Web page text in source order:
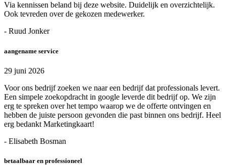
Via kennissen beland bij deze website. Duidelijk en overzichtelijk.
Ook tevreden over de gekozen medewerker.
- Ruud Jonker
aangename service
29 juni 2026
Voor ons bedrijf zoeken we naar een bedrijf dat professionals levert.
Een simpele zoekopdracht in google leverde dit bedrijf op. We zijn
erg te spreken over het tempo waarop we de offerte ontvingen en
hebben de juiste persoon gevonden die past binnen ons bedrijf. Heel
erg bedankt Marketingkaart!
- Elisabeth Bosman
betaalbaar en professioneel